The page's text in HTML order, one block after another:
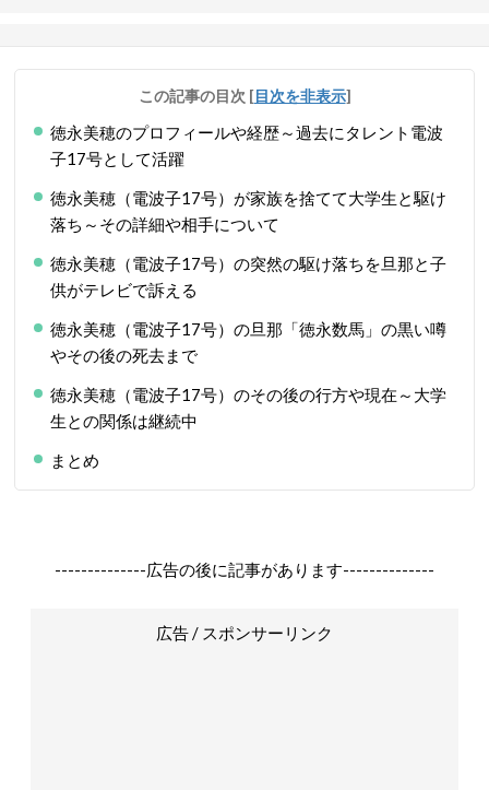
この記事の目次 [目次を非表示]
徳永美穂のプロフィールや経歴～過去にタレント電波
子17号として活躍
徳永美穂（電波子17号）が家族を捨てて大学生と駆け
落ち～その詳細や相手について
徳永美穂（電波子17号）の突然の駆け落ちを旦那と子
供がテレビで訴える
徳永美穂（電波子17号）の旦那「徳永数馬」の黒い噂
やその後の死去まで
徳永美穂（電波子17号）のその後の行方や現在～大学
生との関係は継続中
まとめ
--------------広告の後に記事があります--------------
広告 / スポンサーリンク